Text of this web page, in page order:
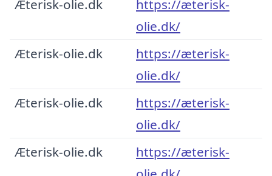
Æterisk-olie.dk
https://æterisk-
olie.dk/
Æterisk-olie.dk
https://æterisk-
olie.dk/
Æterisk-olie.dk
https://æterisk-
olie.dk/
Æterisk-olie.dk
https://æterisk-